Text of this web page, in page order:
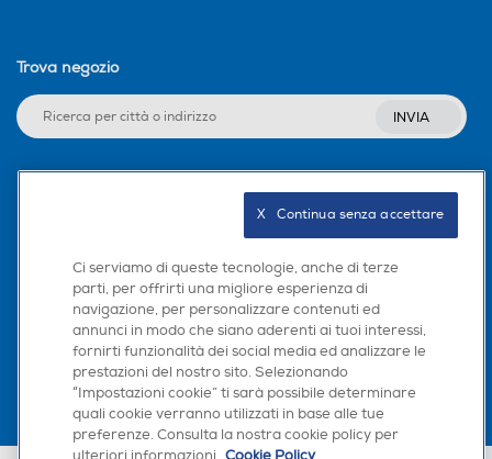
Trova negozio
INVIA
Scarica la nostra app
Ci serviamo di queste tecnologie, anche di terze
parti, per offrirti una migliore esperienza di
navigazione, per personalizzare contenuti ed
annunci in modo che siano aderenti ai tuoi interessi,
fornirti funzionalità dei social media ed analizzare le
prestazioni del nostro sito. Selezionando
“Impostazioni cookie” ti sarà possibile determinare
quali cookie verranno utilizzati in base alle tue
preferenze. Consulta la nostra cookie policy per
X   Continua senza accettare